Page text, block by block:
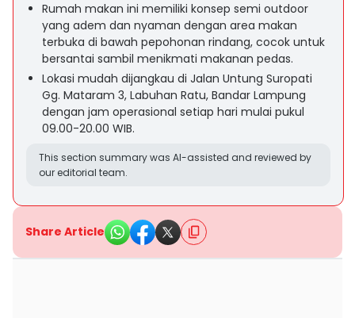
Rumah makan ini memiliki konsep semi outdoor
yang adem dan nyaman dengan area makan
terbuka di bawah pepohonan rindang, cocok untuk
bersantai sambil menikmati makanan pedas.
Lokasi mudah dijangkau di Jalan Untung Suropati
Gg. Mataram 3, Labuhan Ratu, Bandar Lampung
dengan jam operasional setiap hari mulai pukul
09.00-20.00 WIB.
This section summary was AI-assisted and reviewed by
our editorial team.
Share Article